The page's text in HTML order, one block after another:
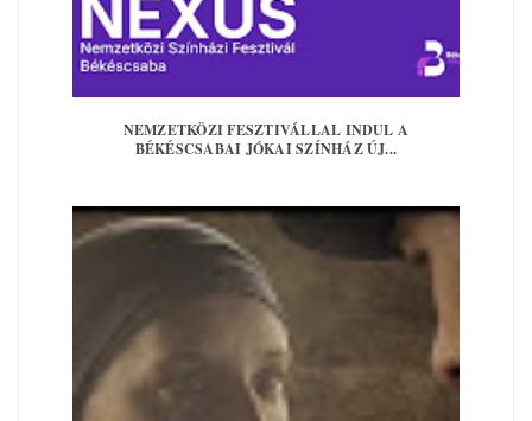
NEMZETKÖZI FESZTIVÁLLAL INDUL A
BÉKÉSCSABAI JÓKAI SZÍNHÁZ ÚJ...